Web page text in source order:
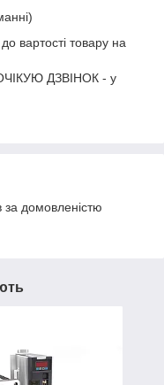
вартості товару на
ДЗВІНОК - у
домовленістю